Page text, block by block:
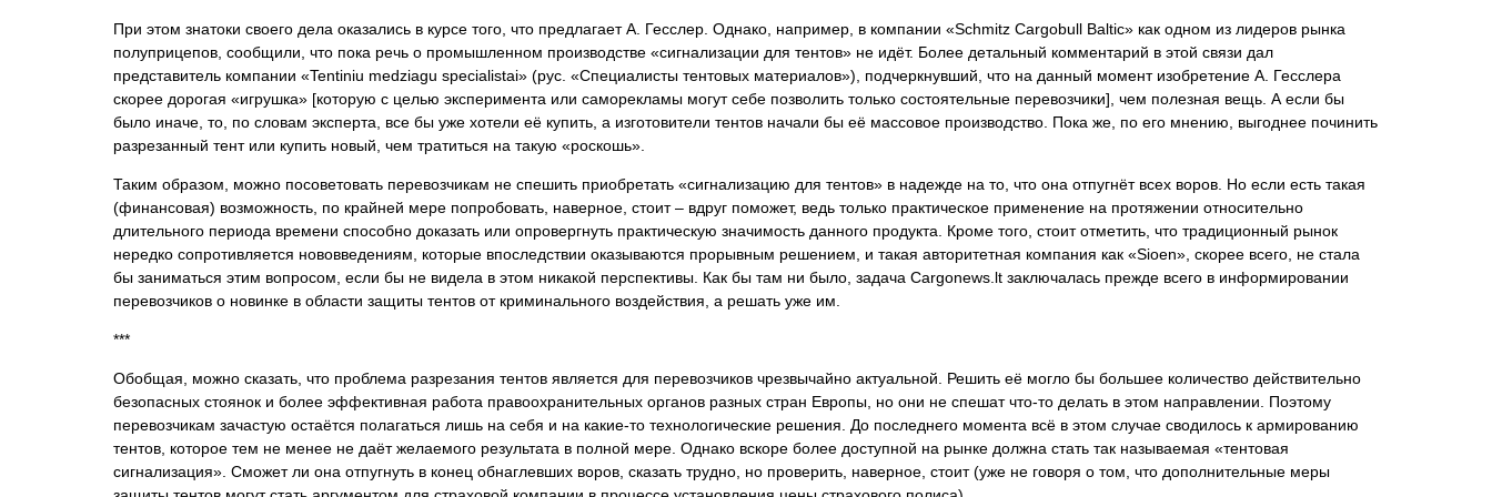
При этом знатоки своего дела оказались в курсе того, что предлагает А. Гесслер. Однако, например, в компании «Schmitz Cargobull Baltic» как одном из лидеров рынка
полуприцепов, сообщили, что пока речь о промышленном производстве «сигнализации для тентов» не идёт. Более детальный комментарий в этой связи дал
представитель компании «Tentiniu medziagu specialistai» (рус. «Специалисты тентовых материалов»), подчеркнувший, что на данный момент изобретение А. Гесслера
скорее дорогая «игрушка» [которую с целью эксперимента или саморекламы могут себе позволить только состоятельные перевозчики], чем полезная вещь. А если бы
было иначе, то, по словам эксперта, все бы уже хотели её купить, а изготовители тентов начали бы её массовое производство. Пока же, по его мнению, выгоднее починить
разрезанный тент или купить новый, чем тратиться на такую «роскошь».
Таким образом, можно посоветовать перевозчикам не спешить приобретать «сигнализацию для тентов» в надежде на то, что она отпугнёт всех воров. Но если есть такая
(финансовая) возможность, по крайней мере попробовать, наверное, стоит – вдруг поможет, ведь только практическое применение на протяжении относительно
длительного периода времени способно доказать или опровергнуть практическую значимость данного продукта. Кроме того, стоит отметить, что традиционный рынок
нередко сопротивляется нововведениям, которые впоследствии оказываются прорывным решением, и такая авторитетная компания как «Sioen», скорее всего, не стала
бы заниматься этим вопросом, если бы не видела в этом никакой перспективы. Как бы там ни было, задача Cargonews.lt заключалась прежде всего в информировании
перевозчиков о новинке в области защиты тентов от криминального воздействия, а решать уже им.
***
Обобщая, можно сказать, что проблема разрезания тентов является для перевозчиков чрезвычайно актуальной. Решить её могло бы большее количество действительно
безопасных стоянок и более эффективная работа правоохранительных органов разных стран Европы, но они не спешат что-то делать в этом направлении. Поэтому
перевозчикам зачастую остаётся полагаться лишь на себя и на какие-то технологические решения. До последнего момента всё в этом случае сводилось к армированию
тентов, которое тем не менее не даёт желаемого результата в полной мере. Однако вскоре более доступной на рынке должна стать так называемая «тентовая
сигнализация». Сможет ли она отпугнуть в конец обнаглевших воров, сказать трудно, но проверить, наверное, стоит (уже не говоря о том, что дополнительные меры